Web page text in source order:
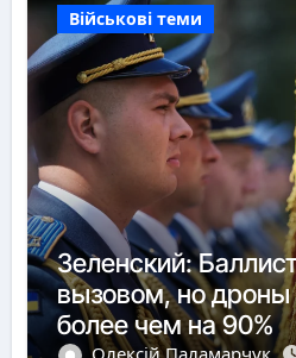
Військові теми
Зеленский:
вызовом, но
более чем на 90%